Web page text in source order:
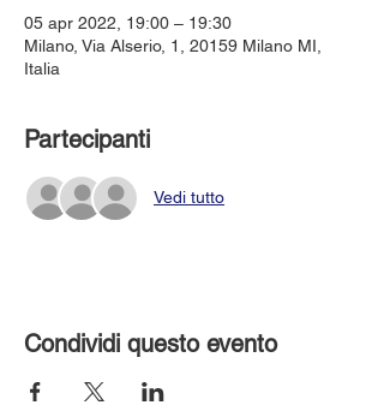
05 apr 2022, 19:00 – 19:30
Milano, Via Alserio, 1, 20159 Milano MI,
Italia
Partecipanti
Vedi tutto
Condividi questo evento